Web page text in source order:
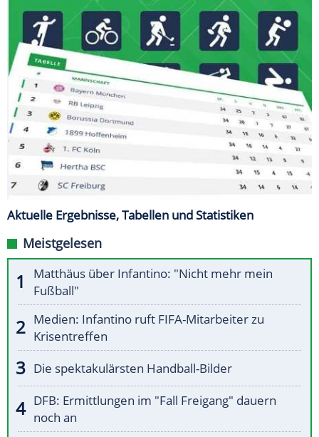
Aktuelle Ergebnisse, Tabellen und Statistiken
Meistgelesen
Matthäus über Infantino: "Nicht mehr mein
Fußball"
Medien: Infantino ruft FIFA-Mitarbeiter zu
Krisentreffen
Die spektakulärsten Handball-Bilder
DFB: Ermittlungen im "Fall Freigang" dauern
noch an